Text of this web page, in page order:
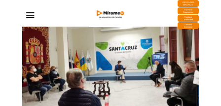
DESCARGA
MIRAPLAY
Buzón de
Sugerencias
Contratar
Publicidad
Contacto
Comercial